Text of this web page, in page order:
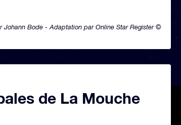
Johann Bode - Adaptation par Online Star Register ©
de La Mouche